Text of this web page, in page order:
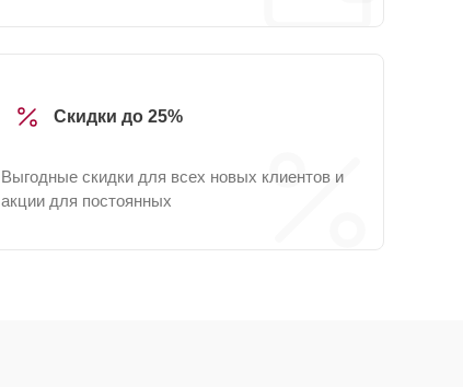
Скидки до 25%
Выгодные скидки для всех новых клиентов и
акции для постоянных